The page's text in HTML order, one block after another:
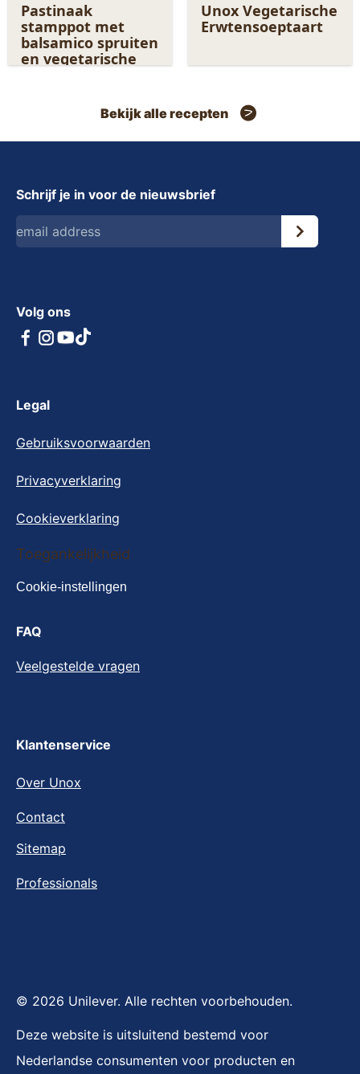
Pastinaak
stamppot met
balsamico spruiten
en vegetarische
Unox Vegetarische
Erwtensoeptaart
Bekijk alle recepten
Schrijf je in voor de nieuwsbrief
Volg ons
Legal
Gebruiksvoorwaarden
Privacyverklaring
Cookieverklaring
Cookie-instellingen
Toegankelijkheid
FAQ
Klantenservice
Over Unox
Contact
Sitemap
© 2026 Unilever. Alle rechten voorbehouden.
Deze website is uitsluitend bestemd voor